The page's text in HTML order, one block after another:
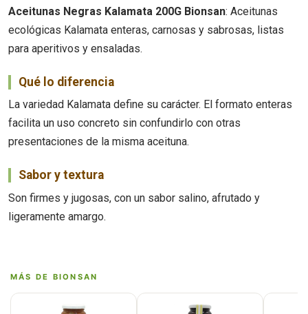
Aceitunas Negras Kalamata 200G Bionsan: Aceitunas
ecológicas Kalamata enteras, carnosas y sabrosas, listas
para aperitivos y ensaladas.
Qué lo diferencia
La variedad Kalamata define su carácter. El formato enteras
facilita un uso concreto sin confundirlo con otras
presentaciones de la misma aceituna.
Sabor y textura
Son firmes y jugosas, con un sabor salino, afrutado y
ligeramente amargo.
MÁS DE BIONSAN